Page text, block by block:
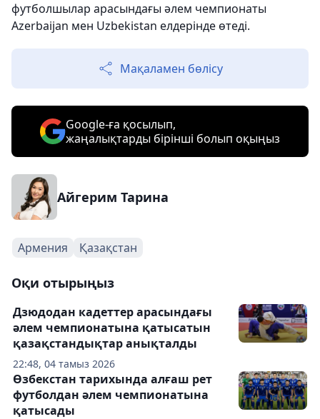
футболшылар арасындағы әлем чемпионаты
Azerbaijan мен Uzbekistan елдерінде өтеді.
Мақаламен бөлісу
Google-ға қосылып,
жаңалықтарды бірінші болып оқыңыз
Айгерим Тарина
Армения Қазақстан
Оқи отырыңыз
22:48, 04 тамыз 2026
Дзюдодан кадеттер арасындағы
әлем чемпионатына қатысатын
қазақстандықтар анықталды
Өзбекстан тарихында алғаш рет
футболдан әлем чемпионатына
қатысады